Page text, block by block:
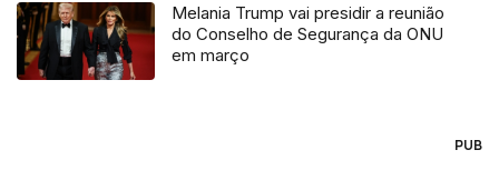
Melania Trump vai presidir a reunião
do Conselho de Segurança da ONU
em março
PUB